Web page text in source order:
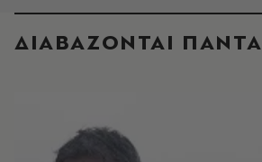
ΔΙΑΒΑΖΟΝΤΑΙ ΠΑΝΤΑ